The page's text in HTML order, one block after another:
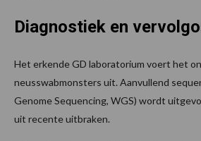
Diagnostiek en
Het erkende GD laboratorium voert het
neusswabmonsters uit. Aanvullend
Genome Sequencing, WGS) wordt
uit recente uitbraken.